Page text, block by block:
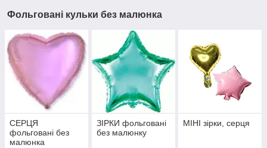
Фольговані кульки без малюнка
СЕРЦЯ
фольговані без
малюнка
ЗІРКИ фольговані
без малюнку
МІНІ зірки, серця